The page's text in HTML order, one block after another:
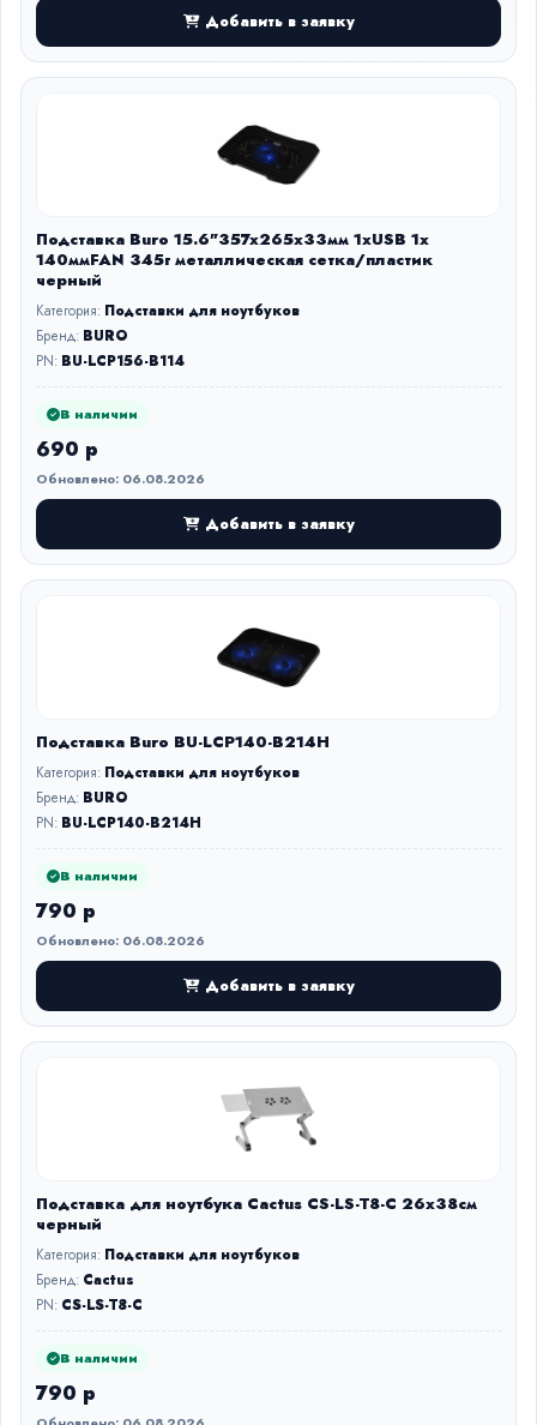
Добавить в заявку
Подставка Buro 15.6"357x265x33мм 1xUSB 1x
140ммFAN 345г металлическая сетка/пластик
черный
Категория: Подставки для ноутбуков
Бренд: BURO
PN: BU-LCP156-B114
В наличии
690 р
Обновлено: 06.08.2026
Добавить в заявку
Подставка Buro BU-LCP140-B214H
Категория: Подставки для ноутбуков
Бренд: BURO
PN: BU-LCP140-B214H
В наличии
790 р
Обновлено: 06.08.2026
Добавить в заявку
Подставка для ноутбука Cactus CS-LS-T8-C 26x38см
черный
Категория: Подставки для ноутбуков
Бренд: Cactus
PN: CS-LS-T8-C
В наличии
790 р